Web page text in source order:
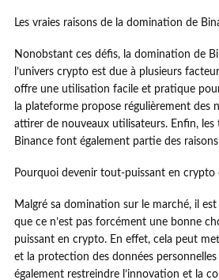
Les vraies raisons de la domination de
Nonobstant ces défis, la domination de
l’univers crypto est due à plusieurs
offre une utilisation facile et pratique
la plateforme propose régulièrement des
attirer de nouveaux utilisateurs. Enfin,
Binance font également partie des
Pourquoi devenir tout-puissant en crypto
Malgré sa domination sur le marché, il
que ce n’est pas forcément une bonne
puissant en crypto. En effet, cela peut
et la protection des données
également restreindre l’innovation et la